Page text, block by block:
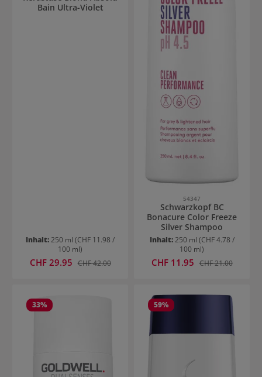
Bain Ultra-Violet
Inhalt:250 ml (CHF 11.98 /
100 ml)
Verkaufspreis:
CHF 29.95 Regulärer Preis:
CHF 42.00
54347
Schwarzkopf BC
Bonacure Color Freeze
Silver Shampoo
Inhalt:250 ml (CHF 4.78 /
100 ml)
Verkaufspreis:
CHF 11.95 Regulärer Preis:
CHF 21.00
33% 59%